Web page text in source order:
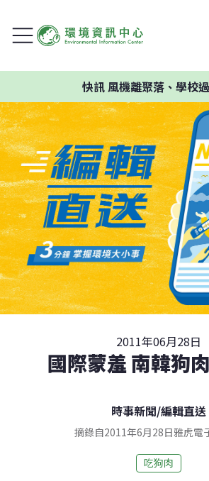
快訊風機離聚落、學校過
2011年06月28日
國際蒙羞 南韓狗
時事新聞/編輯直送
摘錄自2011年6月28日雅虎電
吃狗肉